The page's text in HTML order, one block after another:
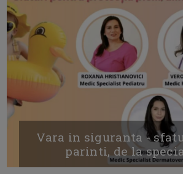
Vara in siguranta -
parinti, de la